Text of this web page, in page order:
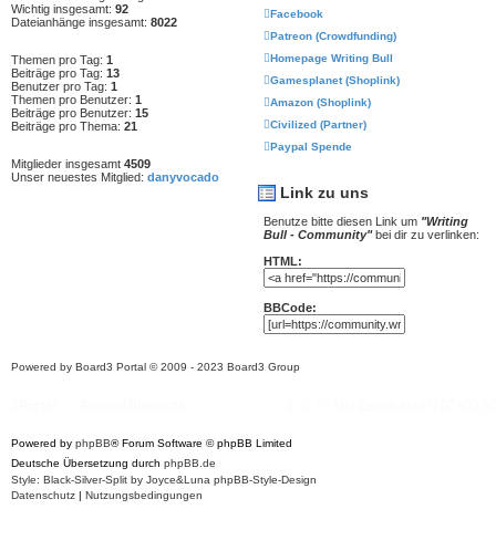
Wichtig insgesamt: 92
Dateianhänge insgesamt: 8022
Themen pro Tag: 1
Beiträge pro Tag: 13
Benutzer pro Tag: 1
Themen pro Benutzer: 1
Beiträge pro Benutzer: 15
Beiträge pro Thema: 21
Mitglieder insgesamt 4509
Unser neuestes Mitglied: danyvocado
Facebook
Patreon (Crowdfunding)
Homepage Writing Bull
Gamesplanet (Shoplink)
Amazon (Shoplink)
Civilized (Partner)
Paypal Spende
Link zu uns
Benutze bitte diesen Link um "Writing
Bull - Community"bei dir zu verlinken:
HTML:
BBCode:
Powered by Board3 Portal © 2009 - 2023 Board3 Group
Powered by phpBB® Forum Software © phpBB Limited
Deutsche Übersetzung durch phpBB.de
Style: Black-Silver-Split by Joyce&Luna phpBB-Style-Design
Datenschutz | Nutzungsbedingungen